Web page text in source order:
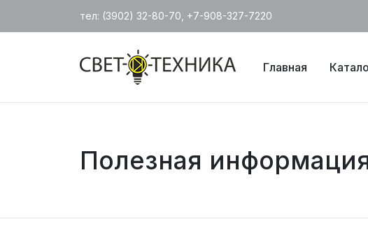
тел: (3902) 32-80-70, +7-908-327-7220
Главная
Полезная